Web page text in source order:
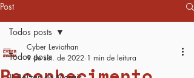
Post
Todos posts
Todos posts
Cyber Leviathan
9 de set. de 2022 1 min de leitura